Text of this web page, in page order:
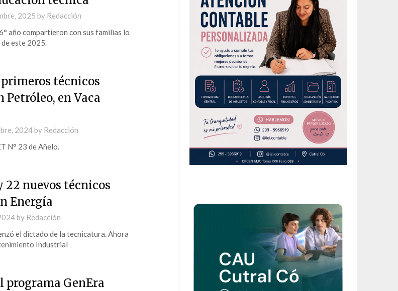
2025 by Redacción
año compartieron con sus familias lo
este 2025.
técnicos
Petróleo, en Vaca
2024by Redacción
N° 23 de Añelo.
22 nuevos técnicos
Energía
by Redacción
el dictado de la tecnicatura. Ahora
Industrial
programa GenEra